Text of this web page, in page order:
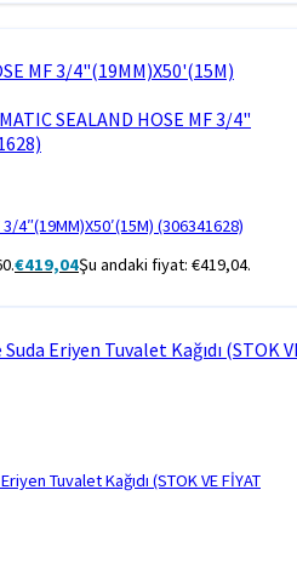
4″(19MM)X50′(15M) (306341628)
€419,04Şu andaki fiyat: €419,04.
Tuvalet Kağıdı (STOK VE FİYAT